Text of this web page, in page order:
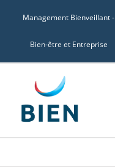
Management Bienveillant -
Bien-être et Entreprise